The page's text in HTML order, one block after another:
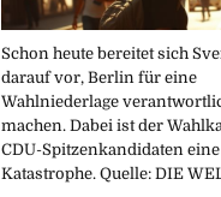
Schon heute bereitet sich
darauf vor, Berlin für eine
Wahlniederlage
machen. Dabei ist der
CDU-Spitzenkandidaten eine
Katastrophe. Quelle: DIE